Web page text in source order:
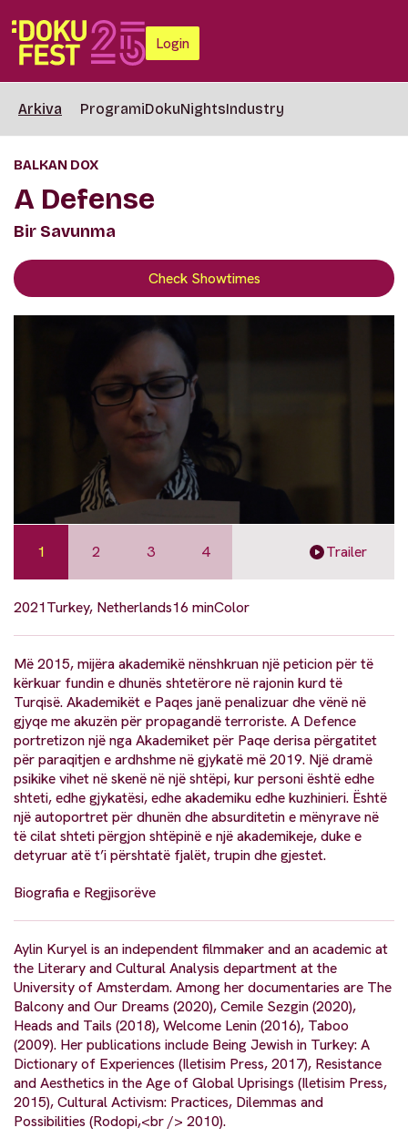
Login
Arkiva ProgramiDokuNightsIndustry
BALKAN DOX
A Defense
Bir Savunma
Check Showtimes
1 2 3 4 Trailer
2021Turkey, Netherlands16 minColor
Më 2015, mijëra akademikë nënshkruan një peticion për të
kërkuar fundin e dhunës shtetërore në rajonin kurd të
Turqisë. Akademikët e Paqes janë penalizuar dhe vënë në
gjyqe me akuzën për propagandë terroriste. A Defence
portretizon një nga Akademiket për Paqe derisa përgatitet
për paraqitjen e ardhshme në gjykatë më 2019. Një dramë
psikike vihet në skenë në një shtëpi, kur personi është edhe
shteti, edhe gjykatësi, edhe akademiku edhe kuzhinieri. Është
një autoportret për dhunën dhe absurditetin e mënyrave në
të cilat shteti përgjon shtëpinë e një akademikeje, duke e
detyruar atë t’i përshtatë fjalët, trupin dhe gjestet.
Biografia e Regjisorëve
Aylin Kuryel is an independent filmmaker and an academic at
the Literary and Cultural Analysis department at the
University of Amsterdam. Among her documentaries are The
Balcony and Our Dreams (2020), Cemile Sezgin (2020),
Heads and Tails (2018), Welcome Lenin (2016), Taboo
(2009). Her publications include Being Jewish in Turkey: A
Dictionary of Experiences (Iletisim Press, 2017), Resistance
and Aesthetics in the Age of Global Uprisings (Iletisim Press,
2015), Cultural Activism: Practices, Dilemmas and
Possibilities (Rodopi,<br /> 2010).